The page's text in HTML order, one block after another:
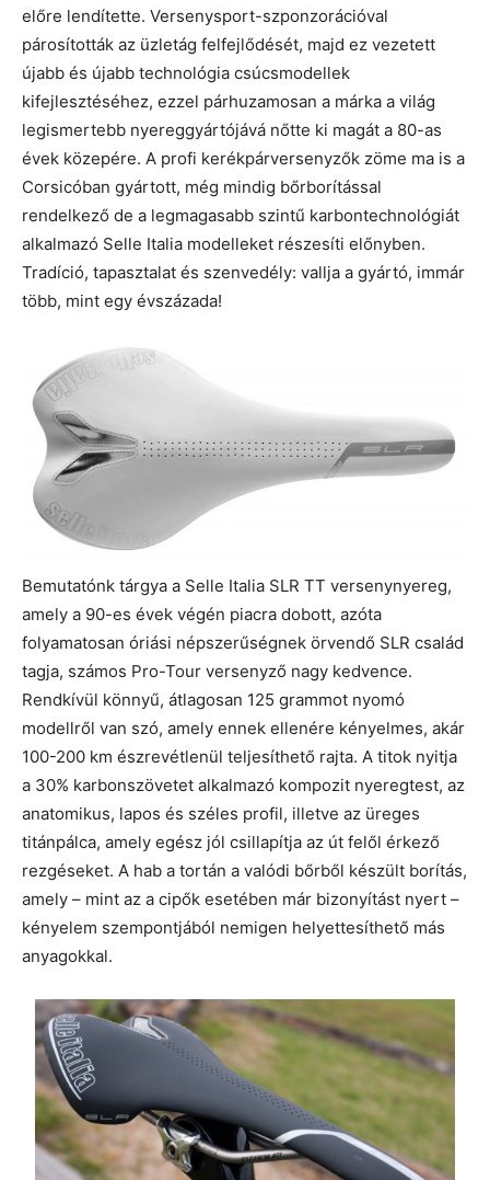
előre lendítette. Versenysport-szponzorációval
párosították az üzletág felfejlődését, majd ez vezetett
újabb és újabb technológia csúcsmodellek
kifejlesztéséhez, ezzel párhuzamosan a márka a világ
legismertebb nyereggyártójává nőtte ki magát a 80-as
évek közepére. A profi kerékpárversenyzők zöme ma is a
Corsicóban gyártott, még mindig bőrborítással
rendelkező de a legmagasabb szintű karbontechnológiát
alkalmazó Selle Italia modelleket részesíti előnyben.
Tradíció, tapasztalat és szenvedély: vallja a gyártó, immár
több, mint egy évszázada!
Bemutatónk tárgya a Selle Italia SLR TT versenynyereg,
amely a 90-es évek végén piacra dobott, azóta
folyamatosan óriási népszerűségnek örvendő SLR család
tagja, számos Pro-Tour versenyző nagy kedvence.
Rendkívül könnyű, átlagosan 125 grammot nyomó
modellről van szó, amely ennek ellenére kényelmes, akár
100-200 km észrevétlenül teljesíthető rajta. A titok nyitja
a 30% karbonszövetet alkalmazó kompozit nyeregtest, az
anatomikus, lapos és széles profil, illetve az üreges
titánpálca, amely egész jól csillapítja az út felől érkező
rezgéseket. A hab a tortán a valódi bőrből készült borítás,
amely – mint az a cipők esetében már bizonyítást nyert –
kényelem szempontjából nemigen helyettesíthető más
anyagokkal.